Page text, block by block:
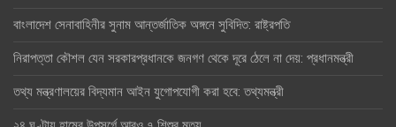
বাংলাদেশ সেনাবাহিনীর সুনাম আন্তর্জাতিক অঙ্গনে সুবিদিত: রাষ্ট্রপতি
নিরাপত্তা কৌশল যেন সরকারপ্রধানকে জনগণ থেকে দূরে ঠেলে না দেয়: প্রধানমন্ত্রী
তথ্য মন্ত্রণালয়ের বিদ্যমান আইন যুগোপযোগী করা হবে: তথ্যমন্ত্রী